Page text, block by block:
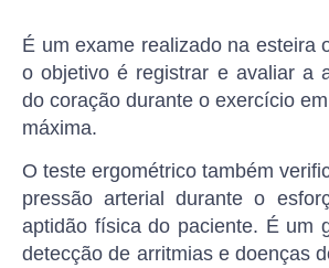
É um exame realizado na esteira
o objetivo é registrar e avaliar a
do coração durante o exercício
máxima.
O teste ergométrico também
pressão arterial durante o
aptidão física do paciente. É um
detecção de arritmias e doenças